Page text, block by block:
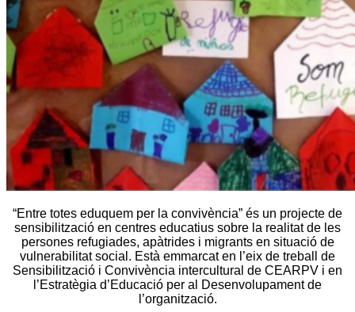
“Entre totes eduquem per la convivència” és un projecte de
sensibilització en centres educatius sobre la realitat de les
persones refugiades, apàtrides i migrants en situació de
vulnerabilitat social. Està emmarcat en l’eix de treball de
Sensibilització i Convivència intercultural de CEARPV i en
l’Estratègia d’Educació per al Desenvolupament de
l’organització.